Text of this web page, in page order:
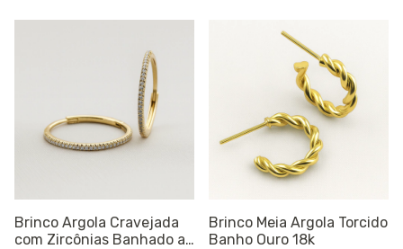
Brinco Argola Cravejada
com Zircônias Banhado a
Brinco Meia Argola Torcido
Banho Ouro 18k